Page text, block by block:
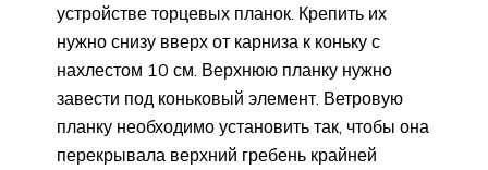
устройстве торцевых планок. Крепить их
нужно снизу вверх от карниза к коньку с
нахлестом 10 см. Верхнюю планку нужно
завести под коньковый элемент. Ветровую
планку необходимо установить так, чтобы она
перекрывала верхний гребень крайней